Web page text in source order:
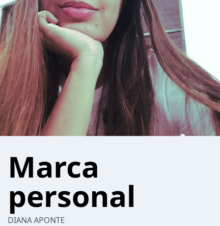
Marca
personal
DIANA APONTE